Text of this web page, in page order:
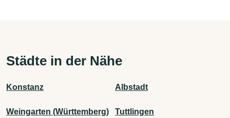
Städte in der Nähe
Konstanz Albstadt
Weingarten (Württemberg) Tuttlingen